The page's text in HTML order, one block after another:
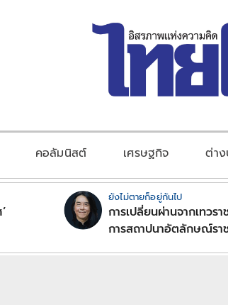
คอลัมนิสต์ เศรษฐกิจ ต่าง
ยังไม่ตายก็อยู่กันไป
การเปลี่ยนผ่านจากเทวรา
การสถาปนาอัตลักษณ์รา